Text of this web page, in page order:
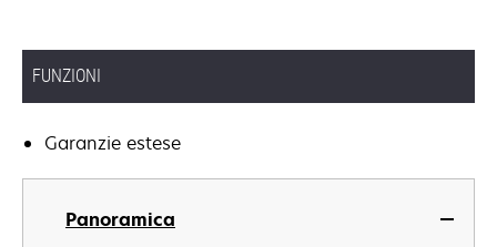
FUNZIONI
Garanzie estese
Panoramica